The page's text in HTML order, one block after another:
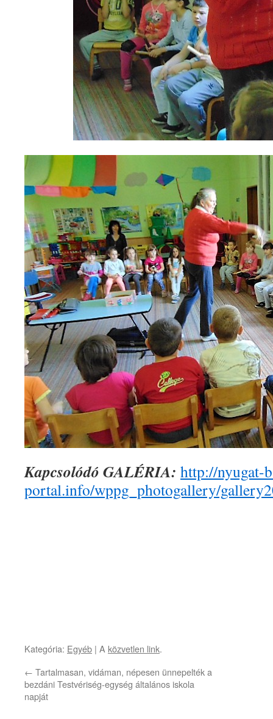
Kapcsolódó GALÉRIA: http://nyugat-
portal.info/wppg_photogallery/
Kategória: Egyéb | A közvetlen link.
← Tartalmasan, vidáman, népesen ünnepelték a
bezdáni Testvériség-egység általános iskola
napját